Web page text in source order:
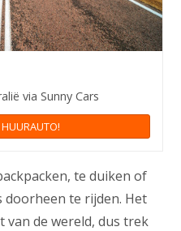
via Sunny Cars
HUURAUTO!
te duiken of
doorheen te rijden. Het
van de wereld, dus trek